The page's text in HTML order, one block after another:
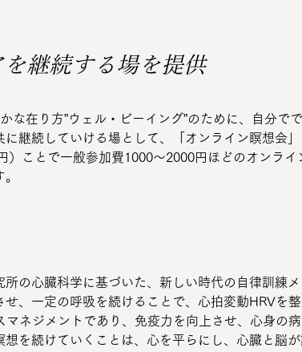
継続する場を提供
な在り方”ウェル・ビーイング”のために、自分で
継続していける場として、「オンライン瞑想会
）ことで一般参加費1000～2000円ほどのオンライ
の心臓科学に基づいた、新しい時代の自律訓練メ
、一定の呼吸を続けることで、心拍変動HRVを整
ネジメントであり、免疫力を向上させ、心身の
を続けていくことは、心を平らにし、心臓と脳が